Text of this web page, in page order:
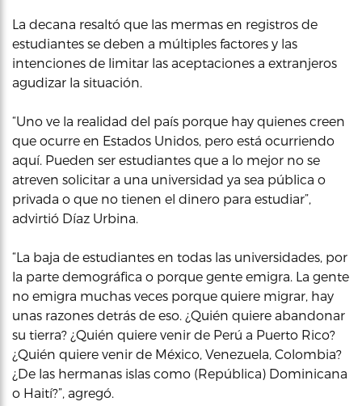
La decana resaltó que las mermas en registros de
estudiantes se deben a múltiples factores y las
intenciones de limitar las aceptaciones a extranjeros
agudizar la situación.
“Uno ve la realidad del país porque hay quienes creen
que ocurre en Estados Unidos, pero está ocurriendo
aquí. Pueden ser estudiantes que a lo mejor no se
atreven solicitar a una universidad ya sea pública o
privada o que no tienen el dinero para estudiar”,
advirtió Díaz Urbina.
“La baja de estudiantes en todas las universidades, por
la parte demográfica o porque gente emigra. La gente
no emigra muchas veces porque quiere migrar, hay
unas razones detrás de eso. ¿Quién quiere abandonar
su tierra? ¿Quién quiere venir de Perú a Puerto Rico?
¿Quién quiere venir de México, Venezuela, Colombia?
¿De las hermanas islas como (República) Dominicana
o Haití?”, agregó.